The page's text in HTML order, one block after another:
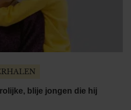
blije jongen die hij